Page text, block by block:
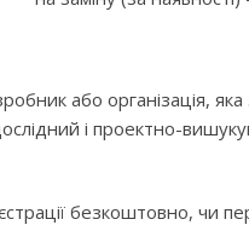
або організація,
і проектно-
безкоштовно, чи